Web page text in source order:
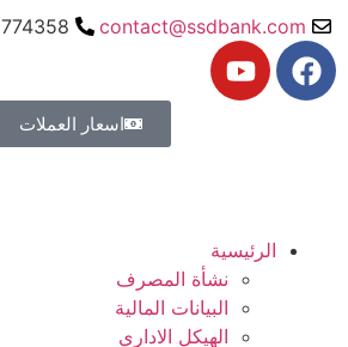
contact@ssdbank.com
774358 183 00249
اسعار العملات
الرئيسية
نشأة المصرف
البيانات المالية
الهيكل الاداري